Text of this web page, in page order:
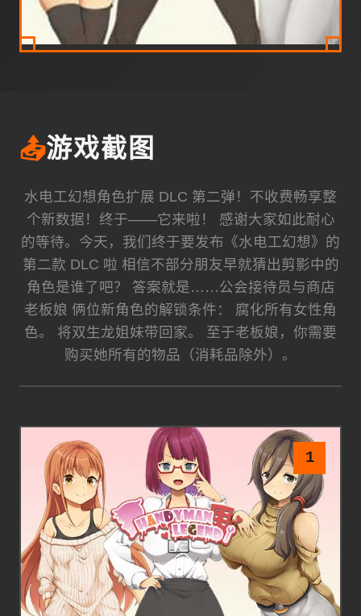
📤游戏截图
水电工幻想角色扩展 DLC 第二弹！不收费畅享整
个新数据！终于——它来啦！ 感谢大家如此耐心
的等待。今天，我们终于要发布《水电工幻想》的
第二款 DLC 啦 相信不部分朋友早就猜出剪影中的
角色是谁了吧？ 答案就是……公会接待员与商店
老板娘 俩位新角色的解锁条件： 腐化所有女性角
色。 将双生龙姐妹带回家。 至于老板娘，你需要
购买她所有的物品（消耗品除外）。
1